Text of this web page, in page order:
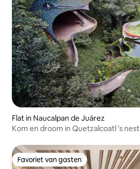
Flat in Naucalpan de Juárez
Kom en droom in Quetzalcoatl 's nest
Favoriet van gasten
Favoriet van gasten